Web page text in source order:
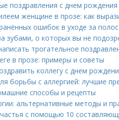
поздравления с днем
женщине в прозе: как
ошибок в уходе за
зубами, о которых вы не
трогательное
в прозе: примеры и советы
коллегу с днем
борьбы с аллергией: лучшие
способы и рецепты
альтернативные методы и
с помощью 10